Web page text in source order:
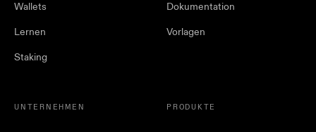
Wallets
Lernen
Staking
Dokumentation
Vorlagen
UNTERNEHMEN PRODUKTE